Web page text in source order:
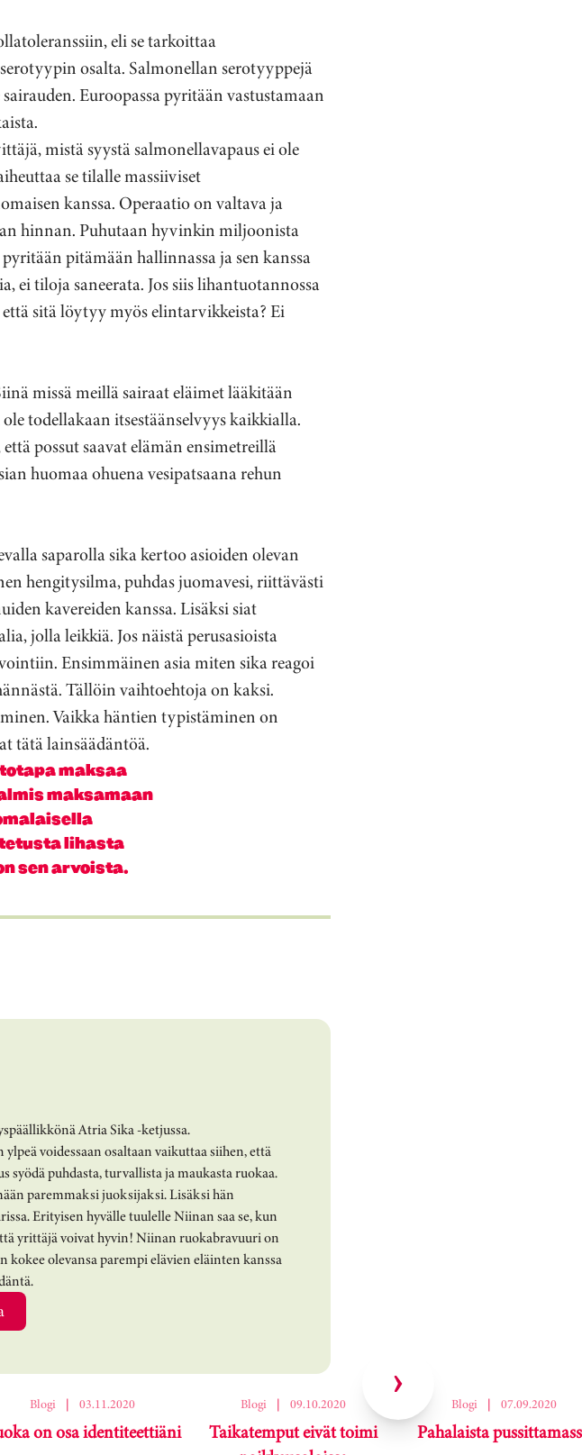
eli se tarkoittaa
osalta. Salmonellan serotyyppejä
Euroopassa pyritään vastustamaan
mistä syystä salmonellavapaus ei ole
se tilalle massiiviset
kanssa. Operaatio on valtava ja
hinnan. Puhutaan hyvinkin miljoonista
pitämään hallinnassa ja sen kanssa
ei tiloja saneerata. Jos siis lihantuotannossa
sitä löytyy myös elintarvikkeista? Ei
missä meillä sairaat eläimet lääkitään
todellakaan itsestäänselvyys kaikkialla.
possut saavat elämän ensimetreillä
huomaa ohuena vesipatsaana rehun
saparolla sika kertoo asioiden olevan
hengitysilma, puhdas juomavesi, riittävästi
kavereiden kanssa. Lisäksi siat
jolla leikkiä. Jos näistä perusasioista
Ensimmäinen asia miten sika reagoi
Tällöin vaihtoehtoja on kaksi.
Vaikka häntien typistäminen on
tätä lainsäädäntöä.
maksaa
maksamaan
lihasta
sen arvoista.
Atria Sika -ketjussa.
voidessaan osaltaan vaikuttaa siihen, että
syödä puhdasta, turvallista ja maukasta ruokaa.
paremmaksi juoksijaksi. Lisäksi hän
Erityisen hyvälle tuulelle Niinan saa se, kun
yrittäjä voivat hyvin! Niinan ruokabravuuri on
olevansa parempi elävien eläinten kanssa
Blogi | 03.11.2020
on osa identiteettiäni
Blogi | 09.10.2020
Taikatemput eivät toimi
Blogi | 07.09.2020
Pahalaista